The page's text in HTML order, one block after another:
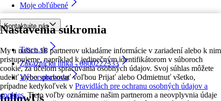
Nastavenia súkromia
My a našich 18 partnerov ukladáme informácie v zariadení alebo k nim
pristupujeme, napríklad k jedinečným identifikátorom v súboroch
cookie, za účelom spracúvania osobných údajov. Svoj súhlas môžete
udeliť alebo spravovať voľbou Prijať alebo Odmietnuť všetko,
prípadne kedykoľvek v Pravidlách pre ochranu osobných údajov a
cookies. Tieto voľby oznámime našim partnerom a neovplyvnia údaje
Moje obľúbené
Kontaktujte nás
Tesco.sk
Zákaznícka linka - 0800222333
Výber obchodu
followUs